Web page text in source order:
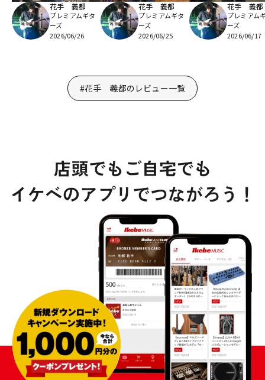
花手 義都
プレミアムギタ
ーズ
2026/06/26
花手 義都
プレミアムギタ
ーズ
2026/06/25
花手 義都
プレミアム
ーズ
2026/06/17
#花手 義都のレビュー一覧